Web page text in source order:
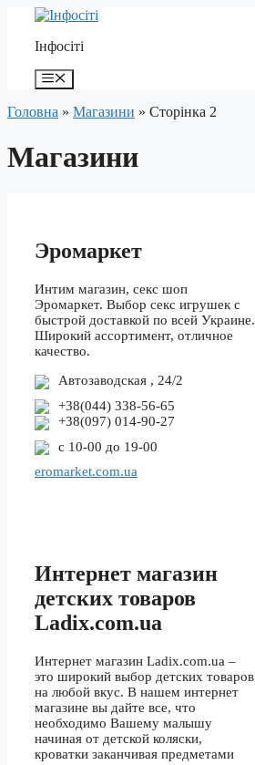
Перейти
контенту
Інфосіті
Меню
Головна » Магазини » Сторінка 2
Магазини
Эромаркет
Интим магазин, секс шоп
Эромаркет. Выбор секс игрушек с
быстрой доставкой по всей Украине.
Широкий ассортимент, отличное
качество.
Автозаводская , 24/2
+38(044) 338-56-65
+38(097) 014-90-27
с 10-00 до 19-00
eromarket.com.ua
Интернет магазин
детских товаров
Ladix.com.ua
Интернет магазин Ladix.com.ua –
это широкий выбор детских товаров
на любой вкус. В нашем интернет
магазине вы дайте все, что
необходимо Вашему малышу
начиная от детской коляски,
кроватки заканчивая предметами